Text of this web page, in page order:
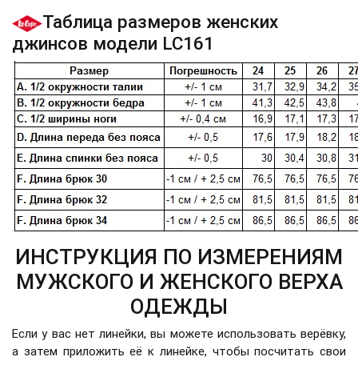
Таблица размеров женских
джинсов модели LC161
ИНСТРУКЦИЯ ПО ИЗМЕРЕНИЯМ
МУЖСКОГО И ЖЕНСКОГО ВЕРХА
ОДЕЖДЫ
Если у вас нет линейки, вы можете использовать верёвку,
а затем приложить её к линейке, чтобы посчитать свои